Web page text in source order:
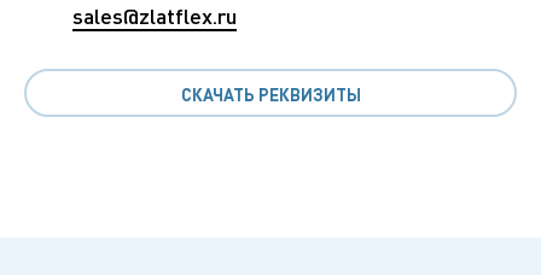
sales@zlatflex.ru
СКАЧАТЬ РЕКВИЗИТЫ